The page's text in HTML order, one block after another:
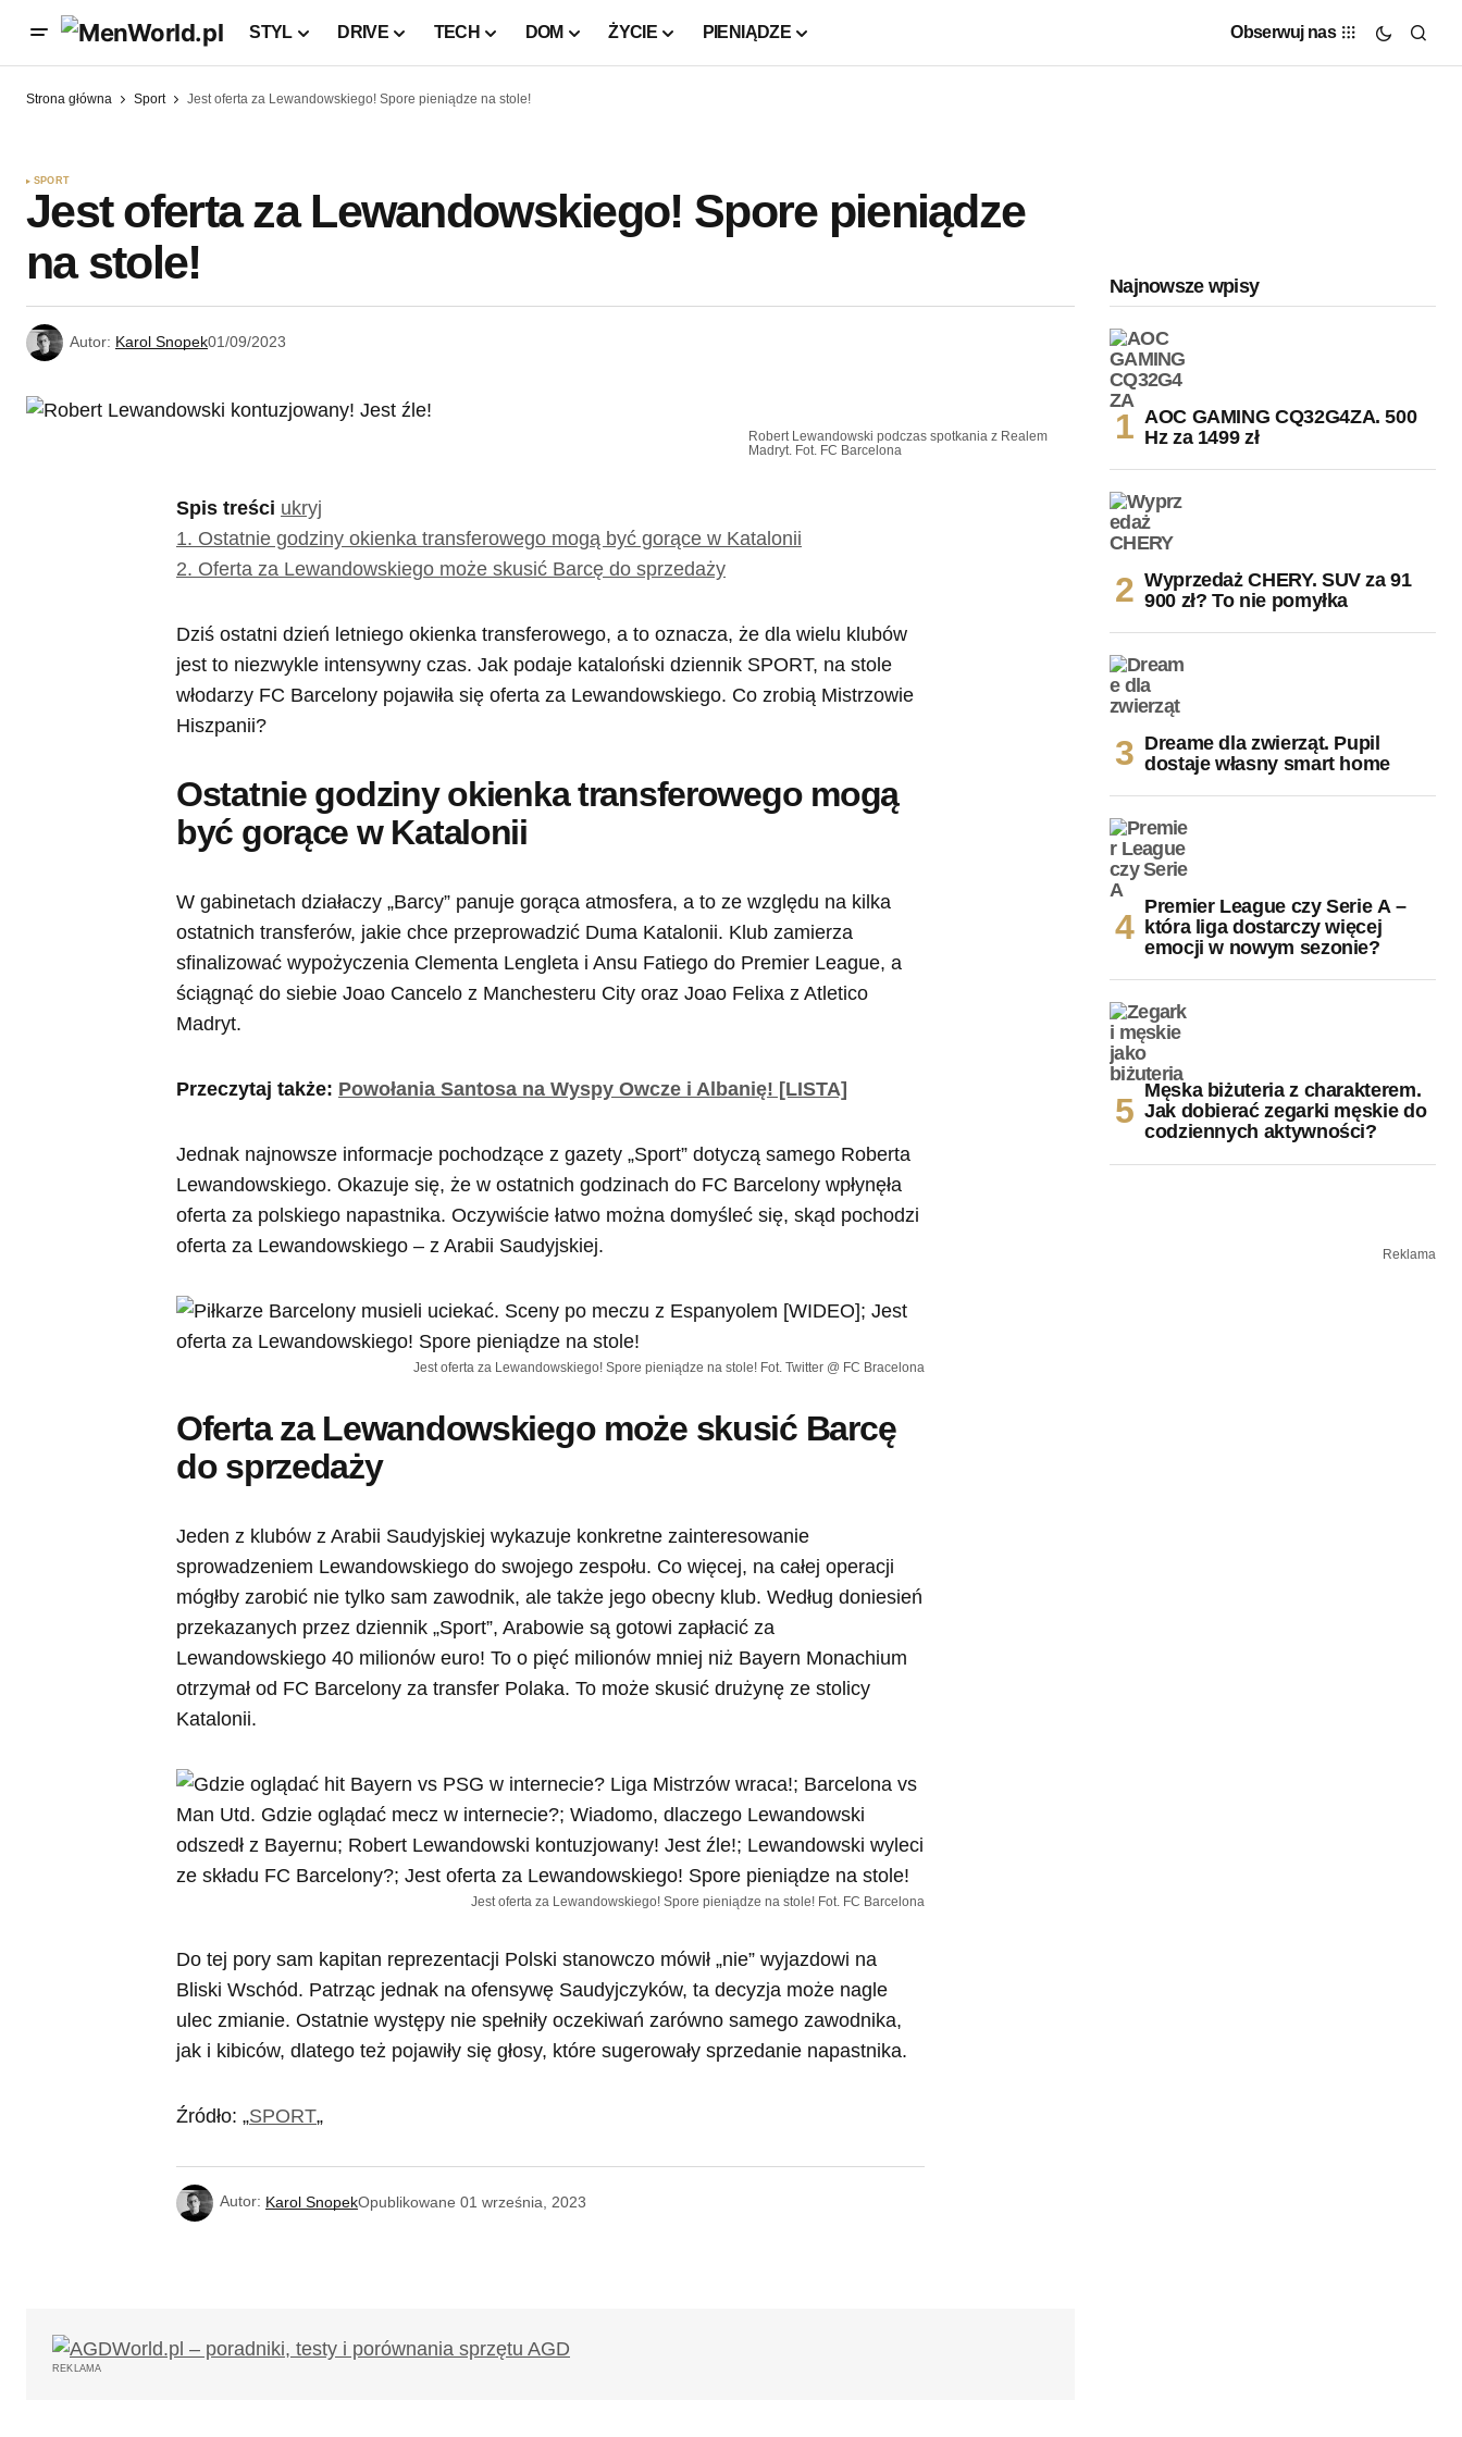
STYL DRIVE TECH DOM ŻYCIE PIENIĄDZE Obserwuj nas
Strona główna Sport Jest oferta za Lewandowskiego! Spore pieniądze na stole!
SPORT
Jest oferta za Lewandowskiego! Spore pieniądze
na stole!
Autor: Karol Snopek01/09/2023
Robert Lewandowski podczas spotkania z Realem
Madryt. Fot. FC Barcelona
Spis treści ukryj
1. Ostatnie godziny okienka transferowego mogą być gorące w Katalonii
2. Oferta za Lewandowskiego może skusić Barcę do sprzedaży
Dziś ostatni dzień letniego okienka transferowego, a to oznacza, że dla wielu klubów
jest to niezwykle intensywny czas. Jak podaje kataloński dziennik SPORT, na stole
włodarzy FC Barcelony pojawiła się oferta za Lewandowskiego. Co zrobią Mistrzowie
Hiszpanii?
Ostatnie godziny okienka transferowego mogą
być gorące w Katalonii
W gabinetach działaczy „Barcy” panuje gorąca atmosfera, a to ze względu na kilka
ostatnich transferów, jakie chce przeprowadzić Duma Katalonii. Klub zamierza
sfinalizować wypożyczenia Clementa Lengleta i Ansu Fatiego do Premier League, a
ściągnąć do siebie Joao Cancelo z Manchesteru City oraz Joao Felixa z Atletico
Madryt.
Przeczytaj także: Powołania Santosa na Wyspy Owcze i Albanię! [LISTA]
Jednak najnowsze informacje pochodzące z gazety „Sport” dotyczą samego Roberta
Lewandowskiego. Okazuje się, że w ostatnich godzinach do FC Barcelony wpłynęła
oferta za polskiego napastnika. Oczywiście łatwo można domyśleć się, skąd pochodzi
oferta za Lewandowskiego – z Arabii Saudyjskiej.
Jest oferta za Lewandowskiego! Spore pieniądze na stole! Fot. Twitter @ FC Bracelona
Oferta za Lewandowskiego może skusić Barcę
do sprzedaży
Jeden z klubów z Arabii Saudyjskiej wykazuje konkretne zainteresowanie
sprowadzeniem Lewandowskiego do swojego zespołu. Co więcej, na całej operacji
mógłby zarobić nie tylko sam zawodnik, ale także jego obecny klub. Według doniesień
przekazanych przez dziennik „Sport”, Arabowie są gotowi zapłacić za
Lewandowskiego 40 milionów euro! To o pięć milionów mniej niż Bayern Monachium
otrzymał od FC Barcelony za transfer Polaka. To może skusić drużynę ze stolicy
Katalonii.
Jest oferta za Lewandowskiego! Spore pieniądze na stole! Fot. FC Barcelona
Do tej pory sam kapitan reprezentacji Polski stanowczo mówił „nie” wyjazdowi na
Bliski Wschód. Patrząc jednak na ofensywę Saudyjczyków, ta decyzja może nagle
ulec zmianie. Ostatnie występy nie spełniły oczekiwań zarówno samego zawodnika,
jak i kibiców, dlatego też pojawiły się głosy, które sugerowały sprzedanie napastnika.
Źródło: „SPORT„
Autor: Karol SnopekOpublikowane 01 września, 2023
REKLAMA
Najnowsze wpisy
AOC GAMING CQ32G4ZA. 500
Hz za 1499 zł
Wyprzedaż CHERY. SUV za 91
900 zł? To nie pomyłka
Dreame dla zwierząt. Pupil
dostaje własny smart home
Premier League czy Serie A –
która liga dostarczy więcej
emocji w nowym sezonie?
Męska biżuteria z charakterem.
Jak dobierać zegarki męskie do
codziennych aktywności?
Reklama